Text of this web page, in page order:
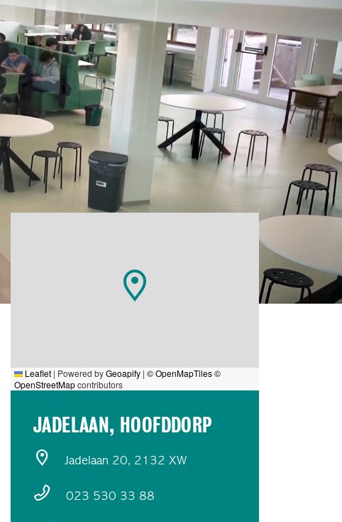
Leaflet | Powered byGeoapify | © OpenMapTiles©
OpenStreetMapcontributors
JADELAAN, HOOFDDORP
Jadelaan 20, 2132 XW
023 530 33 88